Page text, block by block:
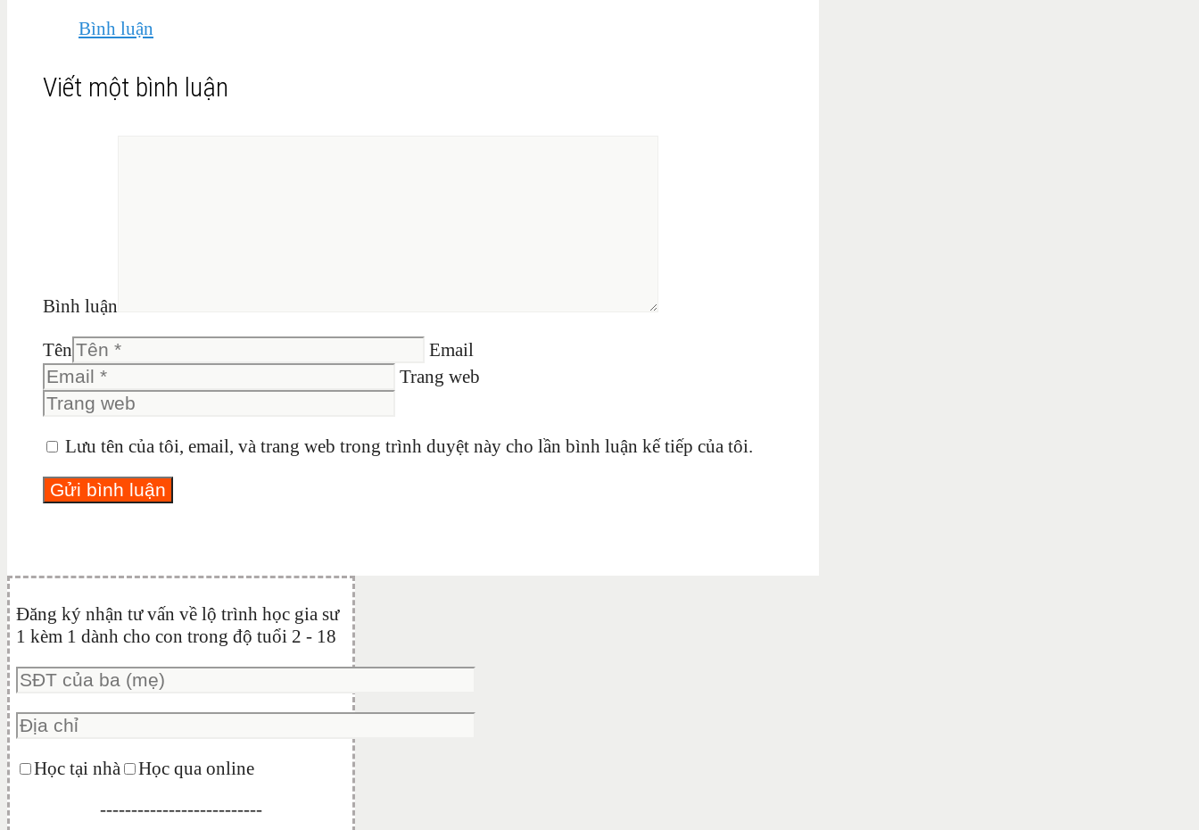
Bình luận
Viết một bình luận
Bình luận
Tên
Email
Trang web
Lưu tên của tôi, email, và trang web trong trình duyệt này cho lần bình luận kế tiếp của tôi.
Đăng ký nhận tư vấn về lộ trình học gia sư
1 kèm 1 dành cho con trong độ tuổi 2 - 18
Học tại nhà
Học qua online
--------------------------